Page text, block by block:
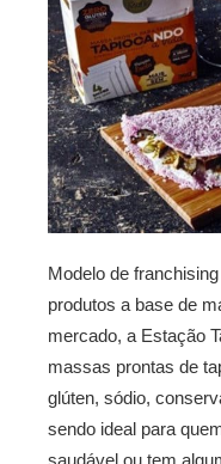
Modelo de
produtos a base de
mercado, a Estação
massas prontas de
glúten, sódio,
sendo ideal para
saudável ou tem